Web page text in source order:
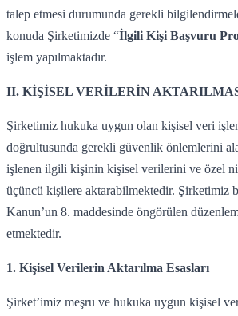
talep etmesi durumunda gerekli
konuda Şirketimizde “İlgili Kişi Başvuru
işlem yapılmaktadır.
II. KİŞİSEL VERİLERİN
Şirketimiz hukuka uygun olan kişisel veri
doğrultusunda gerekli güvenlik önlemlerini
işlenen ilgili kişinin kişisel verilerini ve özel
üçüncü kişilere aktarabilmektedir. Şirketimiz
Kanun’un 8. maddesinde öngörülen
etmektedir.
1. Kişisel Verilerin Aktarılma Esasları
Şirket’imiz meşru ve hukuka uygun kişisel